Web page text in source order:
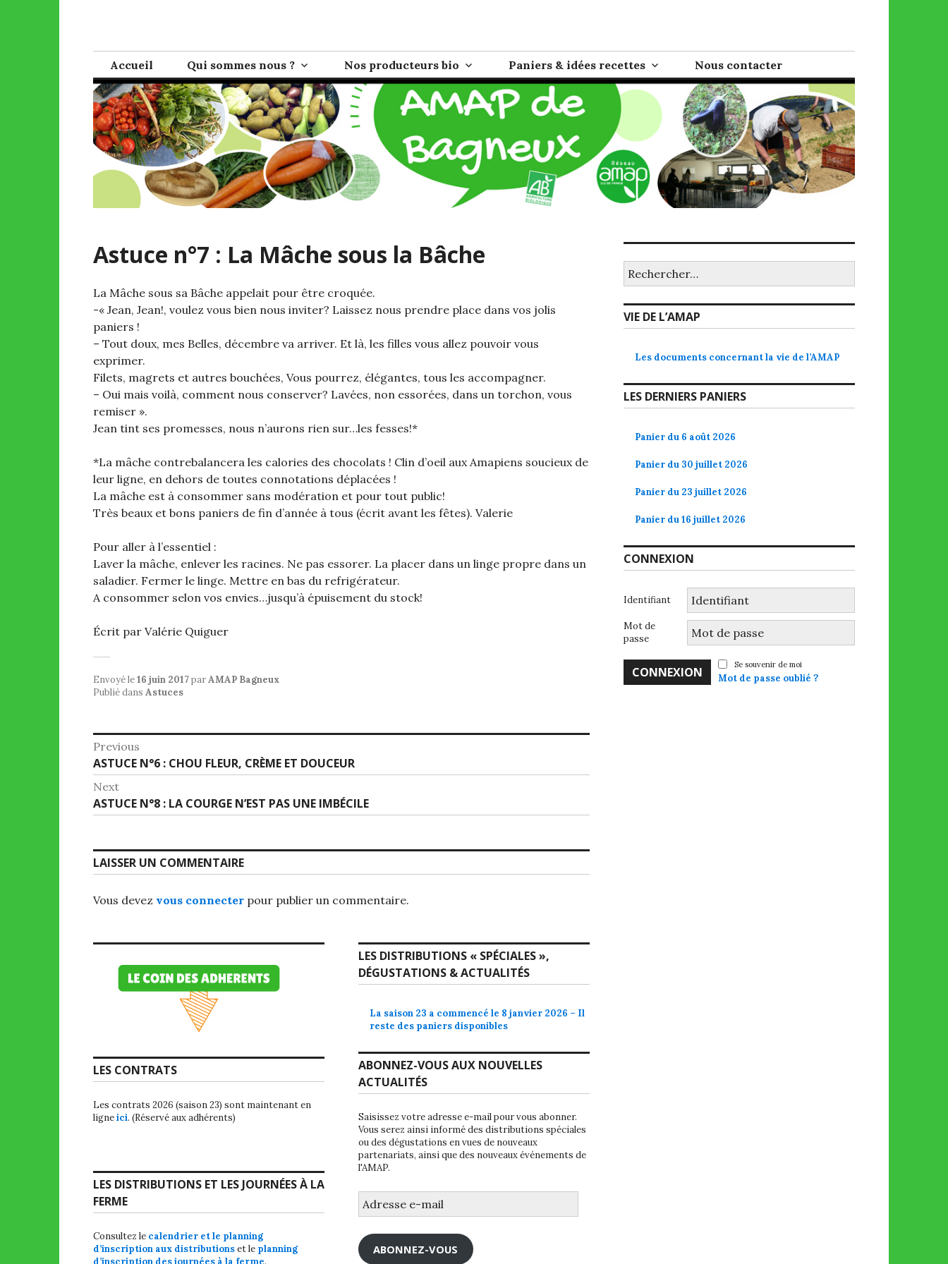
AMAP de Bagneux
Accueil Qui sommes nous ? Nos producteurs bio Paniers & idées recettes Nous contacter
Astuce n°7 : La Mâche sous la Bâche
La Mâche sous sa Bâche appelait pour être croquée.
-« Jean, Jean!, voulez vous bien nous inviter? Laissez nous prendre place dans vos jolis
paniers !
– Tout doux, mes Belles, décembre va arriver. Et là, les filles vous allez pouvoir vous
exprimer.
Filets, magrets et autres bouchées, Vous pourrez, élégantes, tous les accompagner.
– Oui mais voilà, comment nous conserver? Lavées, non essorées, dans un torchon, vous
remiser ».
Jean tint ses promesses, nous n’aurons rien sur…les fesses!*
*La mâche contrebalancera les calories des chocolats ! Clin d’oeil aux Amapiens soucieux de
leur ligne, en dehors de toutes connotations déplacées !
La mâche est à consommer sans modération et pour tout public!
Très beaux et bons paniers de fin d’année à tous (écrit avant les fêtes). Valerie
Pour aller à l’essentiel :
Laver la mâche, enlever les racines. Ne pas essorer. La placer dans un linge propre dans un
saladier. Fermer le linge. Mettre en bas du refrigérateur.
A consommer selon vos envies…jusqu’à épuisement du stock!
Écrit par Valérie Quiguer
Envoyé le16 juin 2017parAMAP Bagneux
Publié dans Astuces
Navigation
de
l’article
Previous
Previous
post:
ASTUCE N°6 : CHOU FLEUR, CRÈME ET DOUCEUR
Next
Next
post:
ASTUCE N°8 : LA COURGE N’EST PAS UNE IMBÉCILE
LAISSER UN COMMENTAIRE
Vous devez vous connecter pour publier un commentaire.
VIE DE L’AMAP
Les documents concernant la vie de l’AMAP
LES DERNIERS PANIERS
Panier du 6 août 2026
Panier du 30 juillet 2026
Panier du 23 juillet 2026
Panier du 16 juillet 2026
CONNEXION
Identifiant
Mot de
passe
Se souvenir de moi
Mot de passe oublié ?
LES CONTRATS
Les contrats 2026 (saison 23) sont maintenant en
ligneici. (Réservé aux adhérents)
LES DISTRIBUTIONS ET LES JOURNÉES À LA
FERME
Consultez le calendrier et le planning
d’inscription aux distributionset le planning
d’inscription des journées à la ferme.
LES DISTRIBUTIONS « SPÉCIALES »,
DÉGUSTATIONS & ACTUALITÉS
La saison 23 a commencé le 8 janvier 2026 – Il
reste des paniers disponibles
ABONNEZ-VOUS AUX NOUVELLES
ACTUALITÉS
Saisissez votre adresse e-mail pour vous abonner.
Vous serez ainsi informé des distributions spéciales
ou des dégustations en vues de nouveaux
partenariats, ainsi que des nouveaux événements de
l'AMAP.
e-
ABONNEZ-VOUS